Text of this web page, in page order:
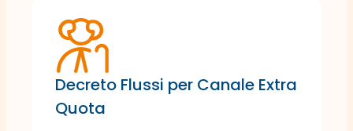
Decreto Flussi per Canale Extra
Quota